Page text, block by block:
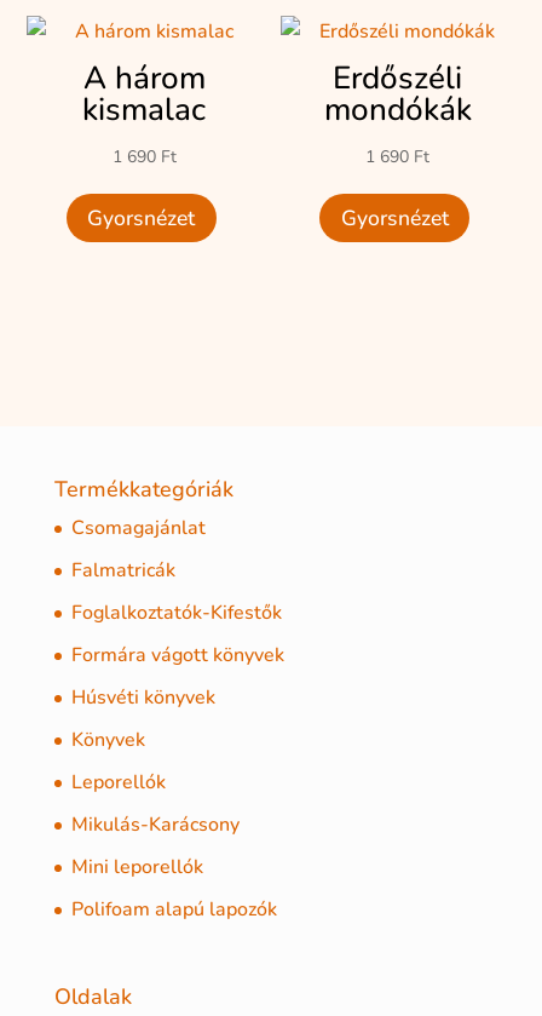
A három
kismalac
1 690 Ft
Gyorsnézet
Erdőszéli
mondókák
1 690 Ft
Gyorsnézet
Termékkategóriák
Csomagajánlat
Falmatricák
Foglalkoztatók-Kifestők
Formára vágott könyvek
Húsvéti könyvek
Könyvek
Leporellók
Mikulás-Karácsony
Mini leporellók
Polifoam alapú lapozók
Oldalak